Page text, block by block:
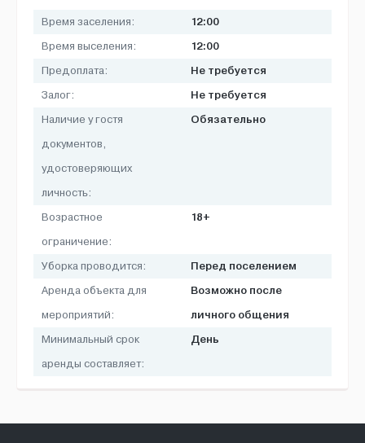
Время заселения: 12:00
Время выселения: 12:00
Предоплата: Не требуется
Залог: Не требуется
Наличие у гостя
документов,
удостоверяющих
личность:
Обязательно
Возрастное
ограничение:
18+
Уборка проводится: Перед поселением
Аренда объекта для
мероприятий:
Возможно после
личного общения
Минимальный срок
аренды составляет:
День